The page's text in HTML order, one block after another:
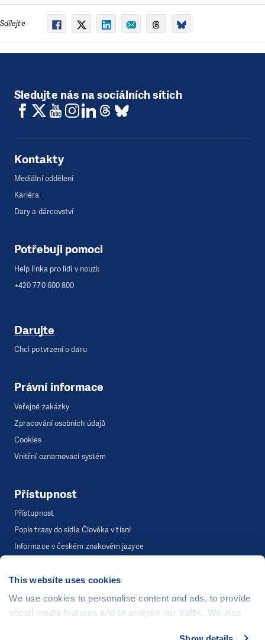
This website uses cookies
We use cookies to personalise content and ads, to provide
social media features and to analyse our traffic. We also
Sdílejte
Sledujte nás na sociálních sítích
Kontakty
Mediální oddělení
Kariéra
Dary a dárcovství
Potřebuji pomoci
Help linka pro lidi v nouzi:
+420 770 600 800
Darujte
Chci potvrzení o daru
Právní informace
Veřejné zakázky
Zpracování osobních údajů
Cookies
Vnitřní oznamovací systém
Přístupnost
Přístupnost
Popis trasy do sídla Člověka v tísni
Informace v českém znakovém jazyce
Webová stránka běží na bezplatně poskytnutém server hostingu od
CZECHIA.COM . Děkujeme.